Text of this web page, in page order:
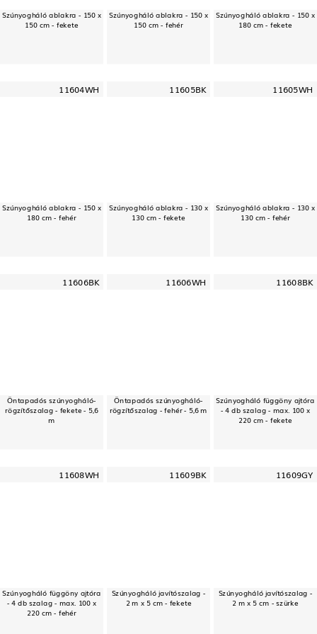
Szúnyogháló ablakra - 150 x
150 cm - fekete
Szúnyogháló ablakra - 150 x
150 cm - fehér
Szúnyogháló ablakra - 150 x
180 cm - fekete
11604WH
Szúnyogháló ablakra - 150 x
180 cm - fehér
11605BK
Szúnyogháló ablakra - 130 x
130 cm - fekete
11605WH
Szúnyogháló ablakra - 130 x
130 cm - fehér
11606BK
Öntapadós szúnyogháló-
rögzítőszalag - fekete - 5,6
m
11606WH
Öntapadós szúnyogháló-
rögzítőszalag - fehér - 5,6 m
11608BK
Szúnyogháló függöny ajtóra
- 4 db szalag - max. 100 x
220 cm - fekete
11608WH
Szúnyogháló függöny ajtóra
- 4 db szalag - max. 100 x
220 cm - fehér
11609BK
Szúnyogháló javítószalag -
2 m x 5 cm - fekete
11609GY
Szúnyogháló javítószalag -
2 m x 5 cm - szürke